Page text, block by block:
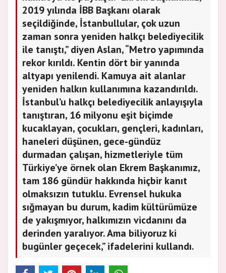
2019 yılında İBB Başkanı olarak
seçildiğinde, İstanbullular, çok uzun
zaman sonra yeniden halkçı belediyecilik
ile tanıştı,” diyen Aslan, “Metro yapımında
rekor kırıldı. Kentin dört bir yanında
altyapı yenilendi. Kamuya ait alanlar
yeniden halkın kullanımına kazandırıldı.
İstanbul’u halkçı belediyecilik anlayışıyla
tanıştıran, 16 milyonu eşit biçimde
kucaklayan, çocukları, gençleri, kadınları,
haneleri düşünen, gece-gündüz
durmadan çalışan, hizmetleriyle tüm
Türkiye’ye örnek olan Ekrem Başkanımız,
tam 186 gündür hakkında hiçbir kanıt
olmaksızın tutuklu. Evrensel hukuka
sığmayan bu durum, kadim kültürümüze
de yakışmıyor, halkımızın vicdanını da
derinden yaralıyor. Ama biliyoruz ki
bugünler geçecek,” ifadelerini kullandı.